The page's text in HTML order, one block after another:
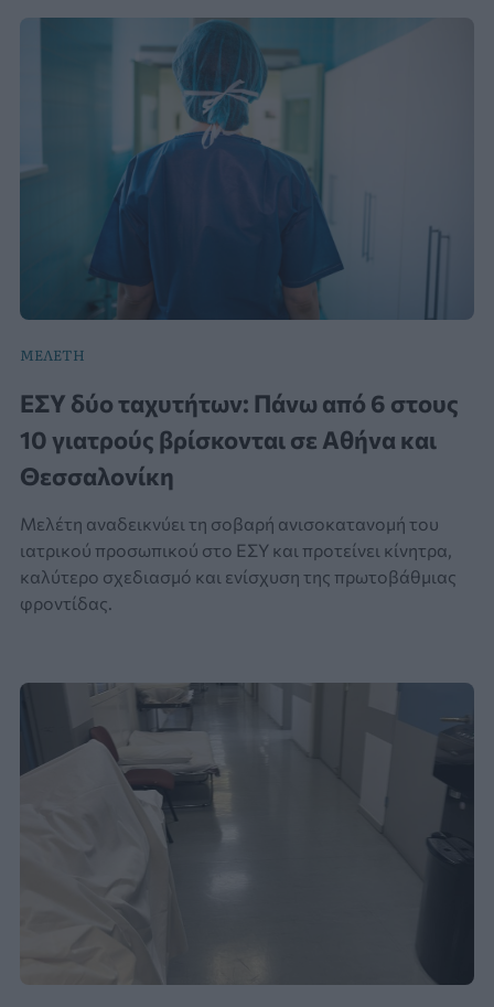
ΜΕΛΕΤΗ
ΕΣΥ δύο ταχυτήτων: Πάνω από 6 στους
10 γιατρούς βρίσκονται σε Αθήνα και
Θεσσαλονίκη
Μελέτη αναδεικνύει τη σοβαρή ανισοκατανομή του
ιατρικού προσωπικού στο ΕΣΥ και προτείνει κίνητρα,
καλύτερο σχεδιασμό και ενίσχυση της πρωτοβάθμιας
φροντίδας.